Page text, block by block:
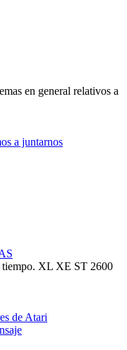
en general relativos a
a juntarnos
tiempo. XL XE ST 2600
de Atari